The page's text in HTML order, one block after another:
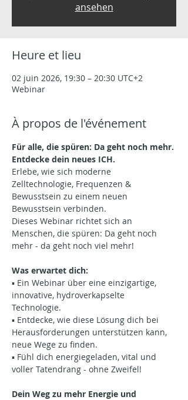
ansehen
Heure et lieu
02 juin 2026, 19:30 – 20:30 UTC+2
Webinar
À propos de l'événement
Für alle, die spüren: Da geht noch mehr.
Entdecke dein neues ICH.
Erlebe, wie sich moderne
Zelltechnologie, Frequenzen &
Bewusstsein zu einem neuen
Bewusstsein verbinden.
Dieses Webinar richtet sich an
Menschen, die spüren: Da geht noch
mehr - da geht noch viel mehr!
Was erwartet dich:
▪️ Ein Webinar über eine einzigartige,
innovative, hydroverkapselte
Technologie.
▪️ Entdecke, wie diese Lösung dich bei
Herausforderungen unterstützen kann,
neue Wege zu finden.
▪️ Fühl dich energiegeladen, vital und
voller Tatendrang - ohne Zweifel!
Dein Weg zu mehr Energie und